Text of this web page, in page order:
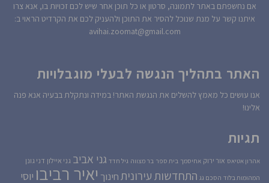
אם נחשפתם באתר לתמונה, סרטון או כל תוכן אחר שיש לכם זכויות בו, אנא צרו
איתנו קשר על מנת שנוכל להסיר את התוכן ולהעניק לכם את הקרדיט הראוי ב:
avihai.zoomat@gmail.com
האתר בתהליך הנגשה לבעלי מוגבלויות
אנו עושים כל מאמץ להשלים את הנגשת האתר! במידה ונתקלת בבעיה אנא פנה
אלינו!
תגיות
אהרון אטיאס אור ירוק אחיסמך בית ספר בר מצווה גיל חדד גני אביב גני איילון דני גונן
המהומות בלוד הסכם גג התחדשות עירוניתחינוך יאיר רביבו יוסי